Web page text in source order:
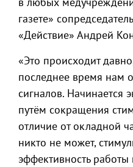
газете»
«Действие» Андрей
«Это происходит
последнее время нам
сигналов. Начинается
путём сокращения
отличие от окладной
никто не может,
эффективность